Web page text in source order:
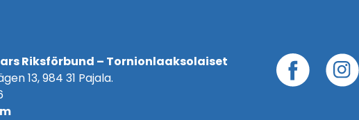
Riksförbund – Tornionlaaksolaiset
13, 984 31 Pajala.